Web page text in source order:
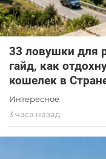
33 ловушки для
гайд, как
кошелек в
Интересное
3 часа назад